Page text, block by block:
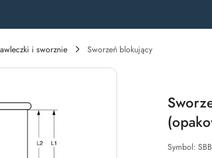
i sworznie Sworzeń blokujący
Symbol: